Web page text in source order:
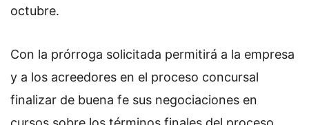
octubre.
Con la prórroga solicitada permitirá a la empresa
y a los acreedores en el proceso concursal
finalizar de buena fe sus negociaciones en